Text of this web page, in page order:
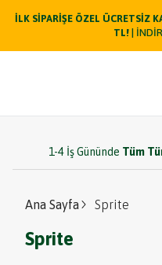
İLK SİPARİŞE ÖZEL ÜCRETSİZ
TL! |
1-4 İş Gününde Tüm
Ana Sayfa Sprite
Sprite